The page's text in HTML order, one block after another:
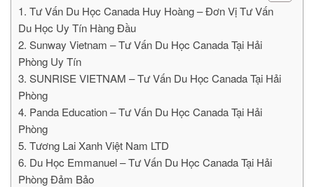
1. Tư Vấn Du Học Canada Huy Hoàng – Đơn Vị Tư Vấn
Du Học Uy Tín Hàng Đầu
2. Sunway Vietnam – Tư Vấn Du Học Canada Tại Hải
Phòng Uy Tín
3. SUNRISE VIETNAM – Tư Vấn Du Học Canada Tại Hải
Phòng
4. Panda Education – Tư Vấn Du Học Canada Tại Hải
Phòng
5. Tương Lai Xanh Việt Nam LTD
6. Du Học Emmanuel – Tư Vấn Du Học Canada Tại Hải
Phòng Đảm Bảo